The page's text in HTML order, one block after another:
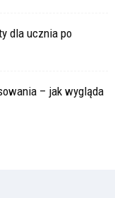
dla ucznia po
– jak wygląda